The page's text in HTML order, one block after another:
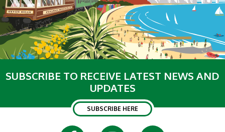
SUBSCRIBE TO RECEIVE LATEST NEWS AND
UPDATES
SUBSCRIBE HERE